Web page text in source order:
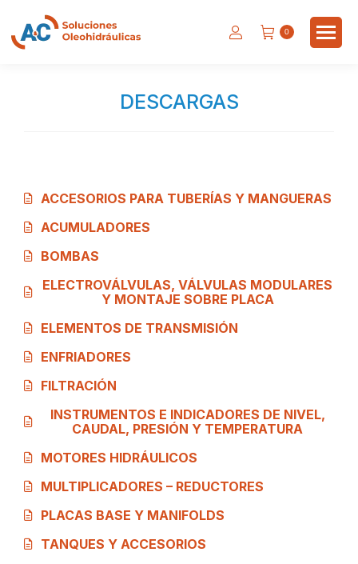
0
DESCARGAS
ACCESORIOS PARA TUBERÍAS Y MANGUERAS
ACUMULADORES
BOMBAS
ELECTROVÁLVULAS, VÁLVULAS MODULARES
Y MONTAJE SOBRE PLACA
ELEMENTOS DE TRANSMISIÓN
ENFRIADORES
FILTRACIÓN
INSTRUMENTOS E INDICADORES DE NIVEL,
CAUDAL, PRESIÓN Y TEMPERATURA
MOTORES HIDRÁULICOS
MULTIPLICADORES – REDUCTORES
PLACAS BASE Y MANIFOLDS
TANQUES Y ACCESORIOS